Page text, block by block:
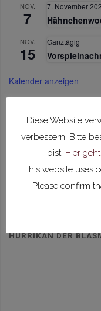
NOV.
7
7. November
NOV.
15
Ganztägig
Kalender anzeigen
mvunlingen
Unser Glück ist
Mehr laden
HURRIKAN DER
Diese Website
verbessern. Bitte
bist. Hier
This website uses
Please confirm